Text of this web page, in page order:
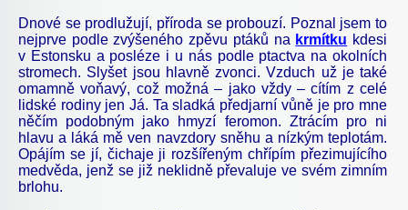
Dnové se prodlužují, příroda se probouzí. Poznal jsem to
nejprve podle zvýšeného zpěvu ptáků na krmítku kdesi
v Estonsku a posléze i u nás podle ptactva na okolních
stromech. Slyšet jsou hlavně zvonci. Vzduch už je také
omamně voňavý, což možná – jako vždy – cítím z celé
lidské rodiny jen Já. Ta sladká předjarní vůně je pro mne
něčím podobným jako hmyzí feromon. Ztrácím pro ni
hlavu a láká mě ven navzdory sněhu a nízkým teplotám.
Opájím se jí, čichaje ji rozšířeným chřípím přezimujícího
medvěda, jenž se již neklidně převaluje ve svém zimním
brlohu.